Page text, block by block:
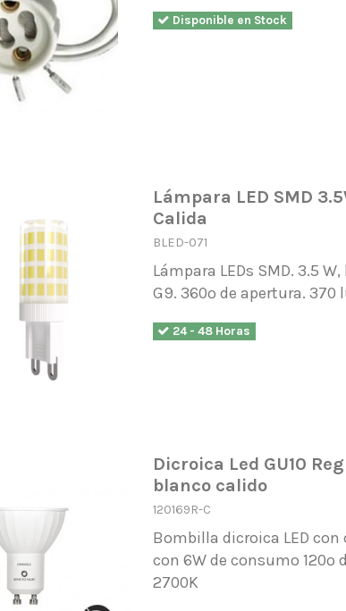
Disponible en Stock
Lámpara LED SMD
Calida
BLED-071
Lámpara LEDs SMD. 3.5
G9. 360º de apertura. 370
24 - 48 Horas
Dicroica Led GU10
blanco calido
120169R-C
Bombilla dicroica LED con
con 6W de consumo 120º
2700K